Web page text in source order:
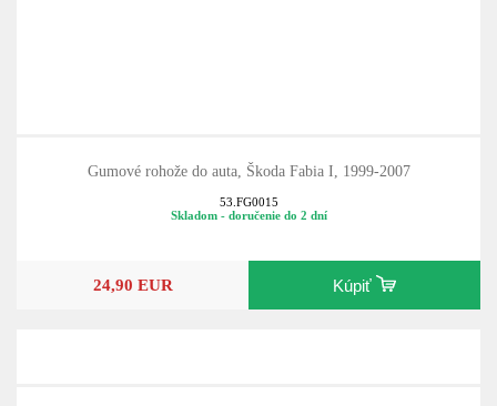
Gumové rohože do auta, Škoda Fabia I, 1999-2007
53.FG0015
Skladom - doručenie do 2 dní
24,90 EUR Kúpiť